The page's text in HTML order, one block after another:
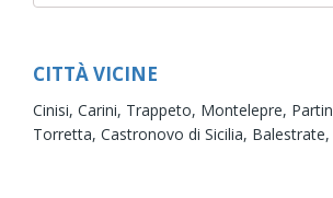
CITTÀ VICINE
Cinisi, Carini, Trappeto, Montelepre,
Torretta, Castronovo di Sicilia, Balestrate,